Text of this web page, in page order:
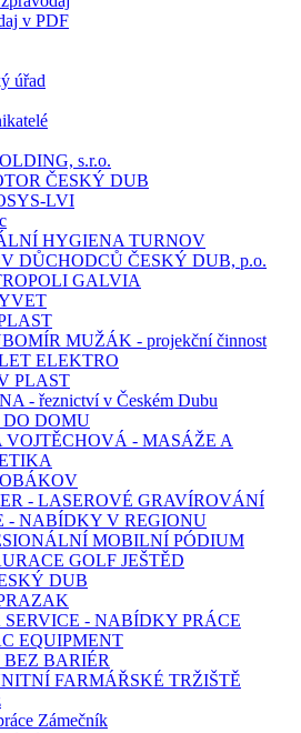
v PDF
úřad
s.r.o.
ČESKÝ DUB
LVI
HYGIENA TURNOV
DŮCHODCŮ ČESKÝ DUB, p.o.
GALVIA
MUŽÁK - projekční činnost
ELEKTRO
PLAST
- řeznictví v Českém Dubu
DOMU
VOJTĚCHOVÁ - MASÁŽE A
- LASEROVÉ GRAVÍROVÁNÍ
- NABÍDKY V REGIONU
MOBILNÍ PÓDIUM
GOLF JEŠTĚD
DUB
SERVICE - NABÍDKY PRÁCE
EQUIPMENT
BARIÉR
FARMÁŘSKÉ TRŽIŠTĚ
Zámečník